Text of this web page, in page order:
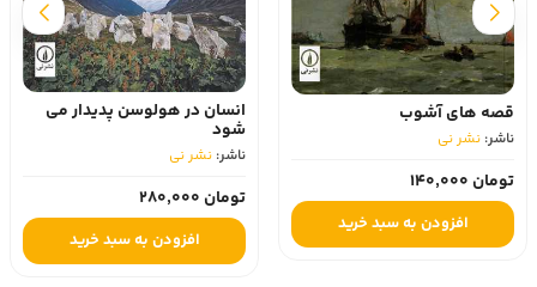
قصه های آشوب
ناشر: نشر نی
تومان 140,000
افزودن به سبد خرید
انسان در هولوسن پدیدار می
شود
ناشر: نشر نی
تومان 280,000
افزودن به سبد خرید